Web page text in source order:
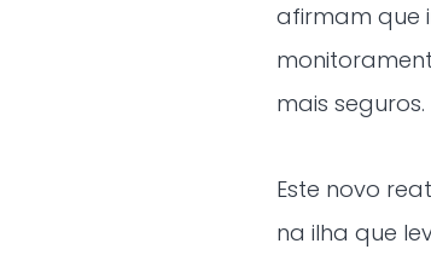
afirmam que
mais seguros.
Este novo
na ilha que